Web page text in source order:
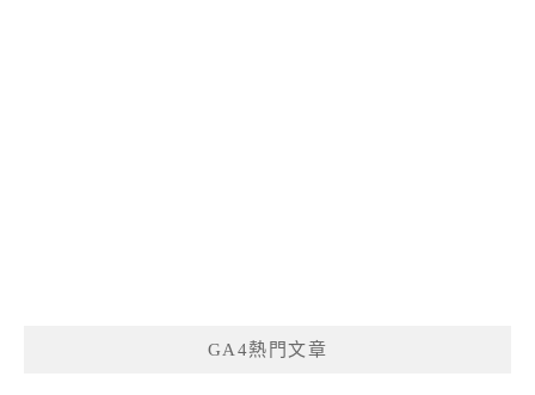
GA4熱門文章